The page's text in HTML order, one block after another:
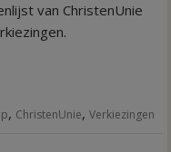
van ChristenUnie
, ChristenUnie,Verkiezingen